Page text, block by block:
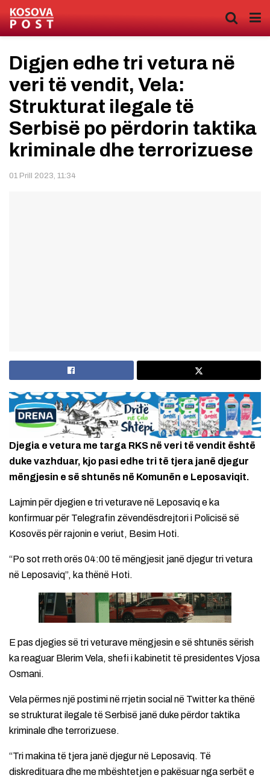
Digjen edhe tri vetura në
veri të vendit, Vela:
Strukturat ilegale të
Serbisë po përdorin taktika
kriminale dhe terrorizuese
01 Prill 2023, 11:34
Djegia e vetura me targa RKS në veri të vendit është
duke vazhduar, kjo pasi edhe tri të tjera janë djegur
mëngjesin e së shtunës në Komunën e Leposaviqit.
Lajmin për djegien e tri veturave në Leposaviq e ka
konfirmuar për Telegrafin zëvendësdrejtori i Policisë së
Kosovës për rajonin e veriut, Besim Hoti.
“Po sot rreth orës 04:00 të mëngjesit janë djegur tri vetura
në Leposaviq”, ka thënë Hoti.
E pas djegies së tri veturave mëngjesin e së shtunës sërish
ka reaguar Blerim Vela, shefi i kabinetit të presidentes Vjosa
Osmani.
Vela përmes një postimi në rrjetin social në Twitter ka thënë
se strukturat ilegale të Serbisë janë duke përdor taktika
kriminale dhe terrorizuese.
“Tri makina të tjera janë djegur në Leposaviq. Të
diskredituara dhe me mbështetjen e pakësuar nga serbët e